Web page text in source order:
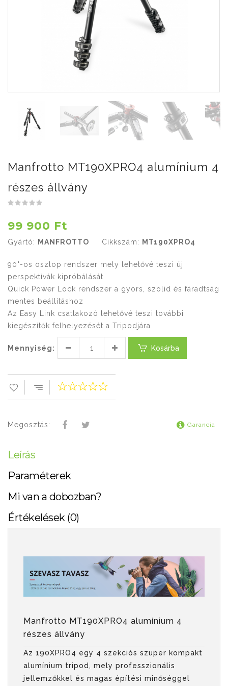
Manfrotto MT190XPRO4 alumínium 4
részes állvány
99 900 Ft
Gyártó: MANFROTTO Cikkszám: MT190XPRO4
90°-os oszlop rendszer mely lehetővé teszi új
perspektívák kipróbálását
Quick Power Lock rendszer a gyors, szolid és fáradtság
mentes beállításhoz
Az Easy Link csatlakozó lehetővé teszi további
kiegészítők felhelyezését a Tripodjára
Mennyiség: Kosárba
Megosztás: Garancia
Leírás
Paraméterek
Mi van a dobozban?
Értékelések (0)
Manfrotto MT190XPRO4 alumínium 4
részes állvány
Az 190XPRO4 egy 4 szekciós szuper kompakt
alumínium tripod, mely professzionális
jellemzőkkel és magas építési minőséggel